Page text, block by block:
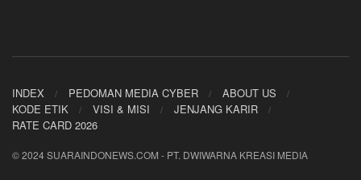
INDEX PEDOMAN MEDIA CYBER
ABOUT US
KODE ETIK
VISI & MISI
JENJANG KARIR
RATE CARD 2026
© 2024 SUARAINDONEWS.COM - PT. DWIWARNA KREASI MEDIA